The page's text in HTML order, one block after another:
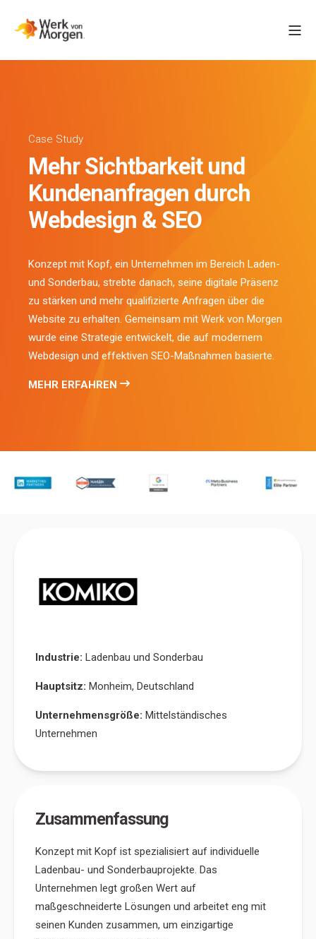
Case Study
Mehr Sichtbarkeit und
Kundenanfragen durch
Webdesign & SEO
Konzept mit Kopf, ein Unternehmen im Bereich Laden-
und Sonderbau, strebte danach, seine digitale Präsenz
zu stärken und mehr qualifizierte Anfragen über die
Website zu erhalten. Gemeinsam mit Werk von Morgen
wurde eine Strategie entwickelt, die auf modernem
Webdesign und effektiven SEO-Maßnahmen basierte.
MEHR ERFAHREN
Industrie: Ladenbau und Sonderbau
Hauptsitz: Monheim, Deutschland
Unternehmensgröße: Mittelständisches
Unternehmen
Zusammenfassung
Konzept mit Kopf ist spezialisiert auf individuelle
Ladenbau- und Sonderbauprojekte. Das
Unternehmen legt großen Wert auf
maßgeschneiderte Lösungen und arbeitet eng mit
seinen Kunden zusammen, um einzigartige